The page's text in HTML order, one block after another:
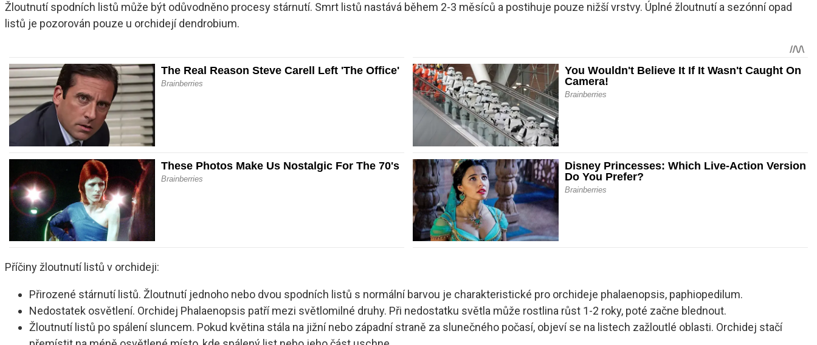
Žloutnutí spodních listů může být odůvodněno procesy stárnutí. Smrt listů nastává během 2-3 měsíců a postihuje pouze nižší vrstvy. Úplné žloutnutí a sezónní opad
listů je pozorován pouze u orchidejí dendrobium.
Příčiny žloutnutí listů v orchideji:
Přirozené stárnutí listů. Žloutnutí jednoho nebo dvou spodních listů s normální barvou je charakteristické pro orchideje phalaenopsis, paphiopedilum.
Nedostatek osvětlení. Orchidej Phalaenopsis patří mezi světlomilné druhy. Při nedostatku světla může rostlina růst 1-2 roky, poté začne blednout.
Žloutnutí listů po spálení sluncem. Pokud květina stála na jižní nebo západní straně za slunečného počasí, objeví se na listech zažloutlé oblasti. Orchidej stačí